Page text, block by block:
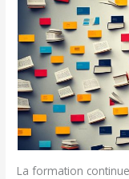
La formation